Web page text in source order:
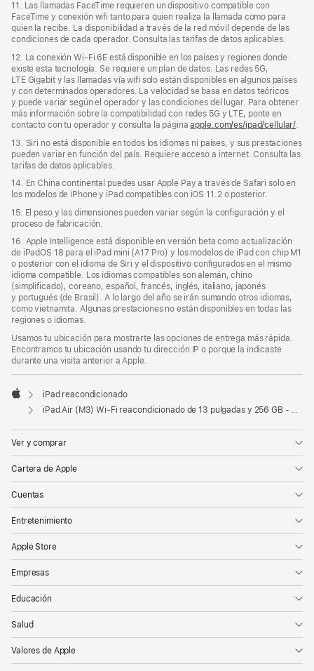
11. Las llamadas FaceTime requieren un dispositivo compatible con
FaceTime y conexión wifi tanto para quien realiza la llamada como para
quien la recibe. La disponibilidad a través de la red móvil depende de las
condiciones de cada operador. Consulta las tarifas de datos aplicables.
12. La conexión Wi‑Fi 6E está disponible en los países y regiones donde
existe esta tecnología. Se requiere un plan de datos. Las redes 5G,
LTE Gigabit y las llamadas vía wifi solo están disponibles en algunos países
y con determinados operadores. La velocidad se basa en datos teóricos
y puede variar según el operador y las condiciones del lugar. Para obtener
más información sobre la compatibilidad con redes 5G y LTE, ponte en
contacto con tu operador y consulta la páginaapple.com/es/ipad/cellular/.
13. Siri no está disponible en todos los idiomas ni países, y sus prestaciones
pueden variar en función del país. Requiere acceso a internet. Consulta las
tarifas de datos aplicables.
14. En China continental puedes usar Apple Pay a través de Safari solo en
los modelos de iPhone y iPad compatibles con iOS 11.2 o posterior.
15. El peso y las dimensiones pueden variar según la configuración y el
proceso de fabricación.
16. Apple Intelligence está disponible en versión beta como actualización
de iPadOS 18 para el iPad mini (A17 Pro) y los modelos de iPad con chip M1
o posterior con el idioma de Siri y el dispositivo configurados en el mismo
idioma compatible. Los idiomas compatibles son alemán, chino
(simplificado), coreano, español, francés, inglés, italiano, japonés
y portugués (de Brasil). A lo largo del año se irán sumando otros idiomas,
como vietnamita. Algunas prestaciones no están disponibles en todas las
regiones o idiomas.
Usamos tu ubicación para mostrarte las opciones de entrega más rápida.
Encontramos tu ubicación usando tu dirección IP o porque la indicaste
durante una visita anterior a Apple.
Apple
iPad reacondicionado
iPad Air (M3) Wi-Fi reacondicionado de 13 pulgadas y 256 GB - Azul
Ver y comprar
Cartera de Apple
Cuentas
Entretenimiento
Apple Store
Empresas
Educación
Salud
Valores de Apple